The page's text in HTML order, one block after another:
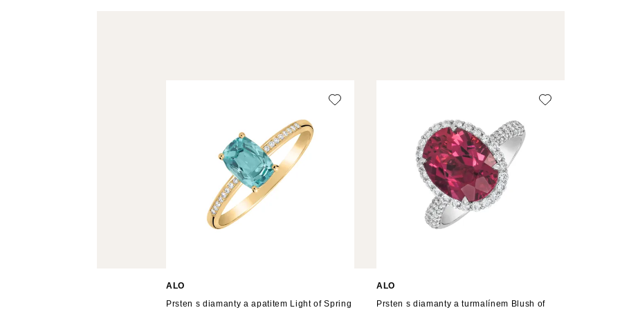
ALO
Prsten s diamanty a apatitem Light of Spring
ALO
Prsten s diamanty a turmalínem Blush of